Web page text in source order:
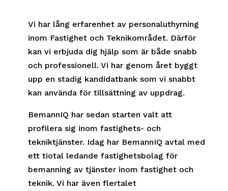
Vi har lång erfarenhet av personaluthyrning
inom Fastighet och Teknikområdet. Därför
kan vi erbjuda dig hjälp som är både snabb
och professionell. Vi har genom året byggt
upp en stadig kandidatbank som vi snabbt
kan använda för tillsättning av uppdrag.
BemannIQ har sedan starten valt att
profilera sig inom fastighets- och
tekniktjänster. Idag har BemannIQ avtal med
ett tiotal ledande fastighetsbolag för
bemanning av tjänster inom fastighet och
teknik. Vi har även flertalet